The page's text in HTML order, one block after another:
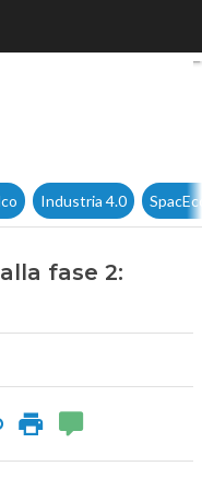
digitale, via alla
Industria 4.0
fase 2: